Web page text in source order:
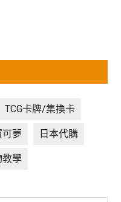
TCG卡牌/集換卡
可夢 日本代購
教學